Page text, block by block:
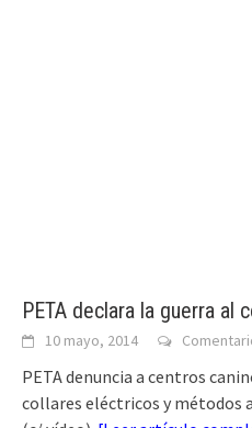
PETA declara la guerra al
10 mayo, 2014
PETA denuncia a centros
collares eléctricos y métodos